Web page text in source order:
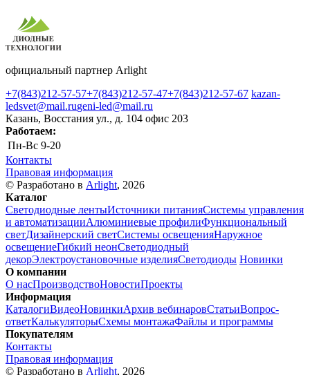
официальный партнер Arlight
+7(843)212-57-57+7(843)212-57-47+7(843)212-57-67 kazan-
ledsvet@mail.rugeni-led@mail.ru
Казань, Восстания ул., д. 104 офис 203
Работаем:
Пн-Вс 9-20
Контакты
Правовая информация
© Разработано в Arlight, 2026
Каталог
Светодиодные лентыИсточники питанияСистемы управления
и автоматизацииАлюминиевые профилиФункциональный
светДизайнерский светСистемы освещенияНаружное
освещениеГибкий неонСветодиодный
декорЭлектроустановочные изделияСветодиоды Новинки
О компании
О насПроизводствоНовостиПроекты
Информация
КаталогиВидеоНовинкиАрхив вебинаровСтатьиВопрос-
ответКалькуляторыСхемы монтажаФайлы и программы
Покупателям
Контакты
Правовая информация
© Разработано в Arlight, 2026